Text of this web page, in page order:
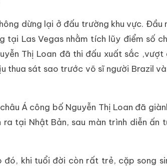
dừng lại ở đấu trường khu vực.
tại Las Vegas nhằm tích lũy điểm số
Thị Loan đã thi đấu xuất sắc
thua sát sao trước võ sĩ người Brazil
Á công bố Nguyễn Thị Loan đã
ra tại Nhật Bản, sau màn trình diễn
khi tuổi đời còn rất trẻ, cặp song